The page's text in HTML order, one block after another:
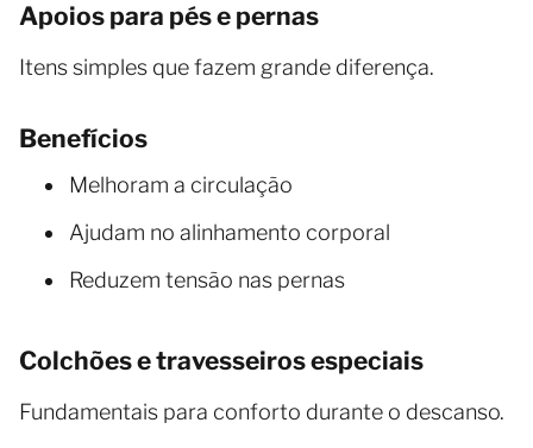
Apoios para pés e pernas
Itens simples que fazem grande diferença.
Benefícios
Melhoram a circulação
Ajudam no alinhamento corporal
Reduzem tensão nas pernas
Colchões e travesseiros especiais
Fundamentais para conforto durante o descanso.